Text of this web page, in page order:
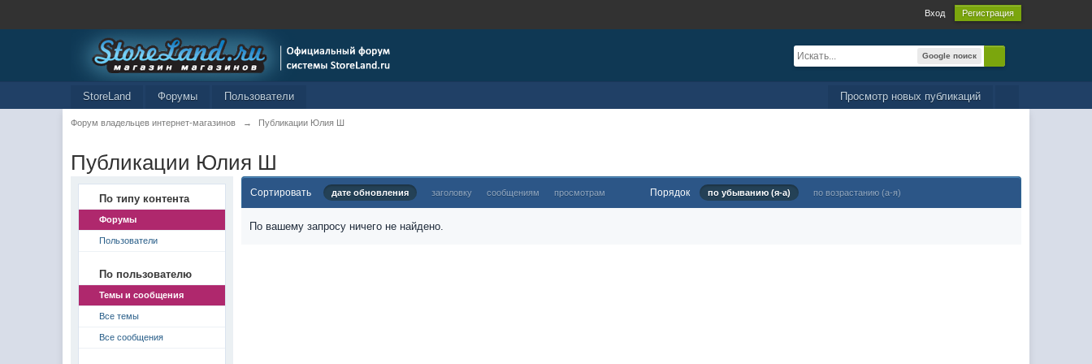
Вход Регистрация
Google поиск
Просмотр новых публикаций
StoreLand Форумы Пользователи
Форум владельцев интернет-магазинов → Публикации Юлия Ш
Публикации Юлия Ш
По типу контента
Форумы
Пользователи
По пользователю
Темы и сообщения
Все темы
Все сообщения
Сортировать дате обновления заголовку сообщениям просмотрам Порядок по убыванию (я-а) по возрастанию (а-я)
По вашему запросу ничего не найдено.